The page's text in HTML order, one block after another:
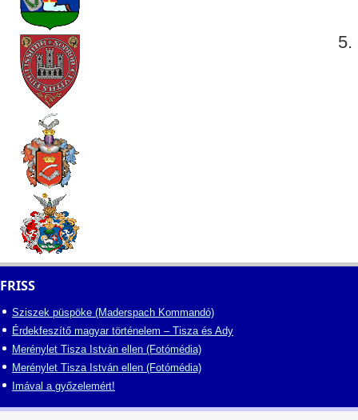
5.
FRISS
Sziszek püspöke (Maderspach Kommandó)
Érdekfeszítő magyar történelem – Tisza és Ady
Merénylet Tisza István ellen (Fotómédia)
Merénylet Tisza István ellen (Fotómédia)
Imával a győzelemért!